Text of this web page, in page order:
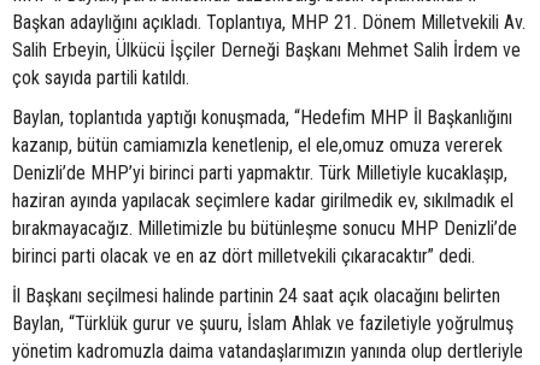
Başkan adaylığını açıkladı. Toplantıya, MHP 21. Dönem Milletvekili Av.
Salih Erbeyin, Ülkücü İşçiler Derneği Başkanı Mehmet Salih İrdem ve
çok sayıda partili katıldı.
Baylan, toplantıda yaptığı konuşmada, “Hedefim MHP İl Başkanlığını
kazanıp, bütün camiamızla kenetlenip, el ele,omuz omuza vererek
Denizli’de MHP’yi birinci parti yapmaktır. Türk Milletiyle kucaklaşıp,
haziran ayında yapılacak seçimlere kadar girilmedik ev, sıkılmadık el
bırakmayacağız. Milletimizle bu bütünleşme sonucu MHP Denizli’de
birinci parti olacak ve en az dört milletvekili çıkaracaktır” dedi.
İl Başkanı seçilmesi halinde partinin 24 saat açık olacağını belirten
Baylan, “Türklük gurur ve şuuru, İslam Ahlak ve faziletiyle yoğrulmuş
yönetim kadromuzla daima vatandaşlarımızın yanında olup dertleriyle